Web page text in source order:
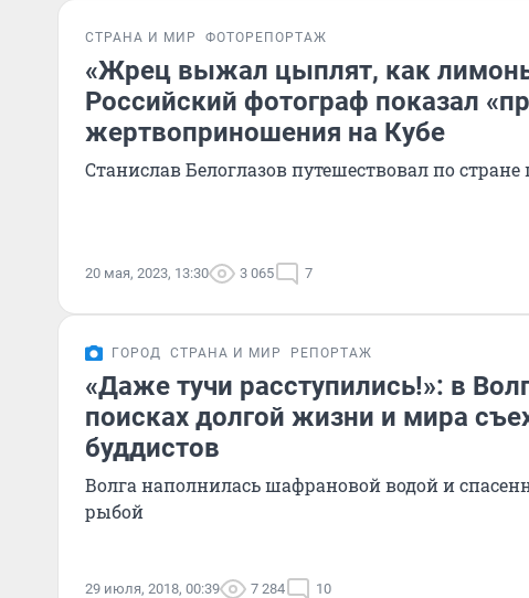
СТРАНА И МИР ФОТОРЕПОРТАЖ
«Жрец выжал цыплят, как
Российский фотограф показал
жертвоприношения на Кубе
Станислав Белоглазов путешествовал по стране
20 мая, 2023, 13:30 3 065 7
ГОРОД СТРАНА И МИР РЕПОРТАЖ
«Даже тучи расступились!»: в
поисках долгой жизни и мира
буддистов
Волга наполнилась шафрановой водой и
рыбой
29 июля, 2018, 00:39 7 284 10